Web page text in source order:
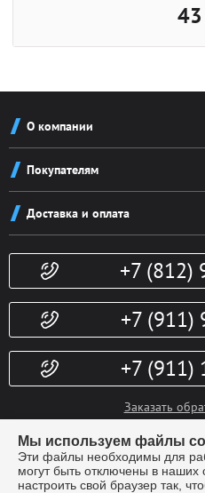
О компании
Реквизиты
Новости
Контакты
Покупателям
Система скидок
Конфиденциальность
Гарантии
Доп. услуги
Доставка и оплата
Политика возврата
+7 (812)
+7 (911)
+7 (911)
Заказать
Мы используем файлы
Эти файлы необходимы для
могут быть отключены в
настроить свой браузер так,